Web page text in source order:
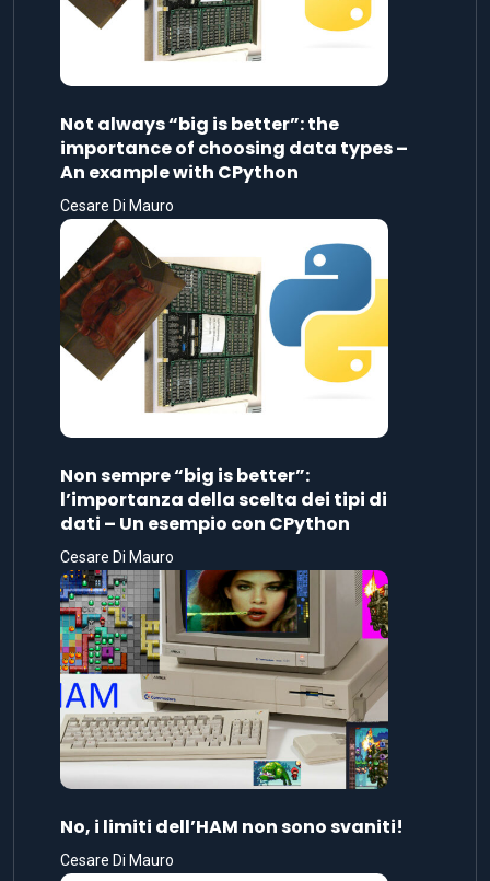
Not always “big is better”: the
importance of choosing data types –
An example with CPython
Cesare Di Mauro
Non sempre “big is better”:
l’importanza della scelta dei tipi di
dati – Un esempio con CPython
Cesare Di Mauro
No, i limiti dell’HAM non sono svaniti!
Cesare Di Mauro